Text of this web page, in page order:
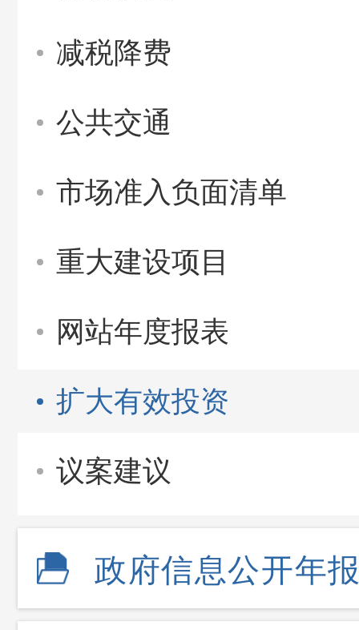
减税降费
公共交通
市场准入负面清单
重大建设项目
网站年度报表
扩大有效投资
议案建议
政府信息公开年